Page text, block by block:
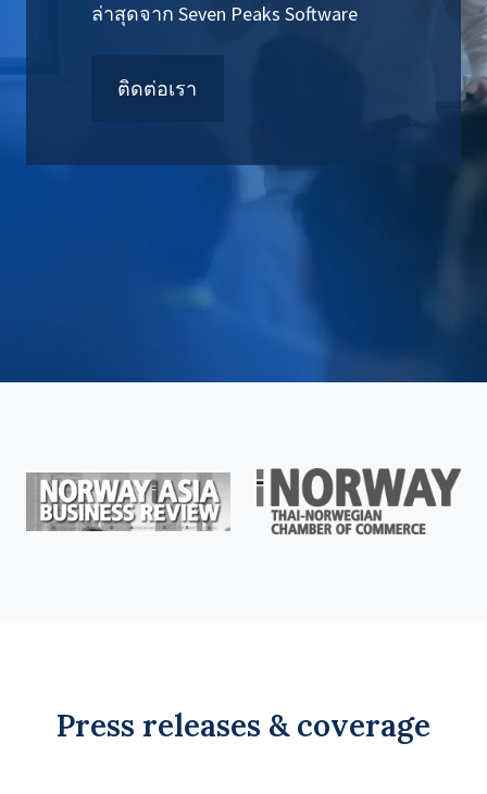
ล่าสุดจาก Seven Peaks Software
ติดต่อเรา
Press releases & coverage